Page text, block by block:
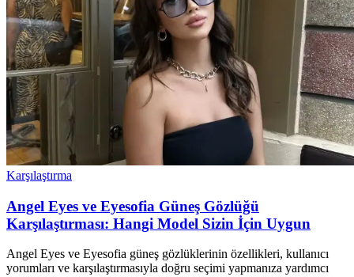
Karşılaştırma
Angel Eyes ve Eyesofia Güneş Gözlüğü
Karşılaştırması: Hangi Model Sizin İçin Uygun
Angel Eyes ve Eyesofia güneş gözlüklerinin özellikleri, kullanıcı
yorumları ve karşılaştırmasıyla doğru seçimi yapmanıza yardımcı